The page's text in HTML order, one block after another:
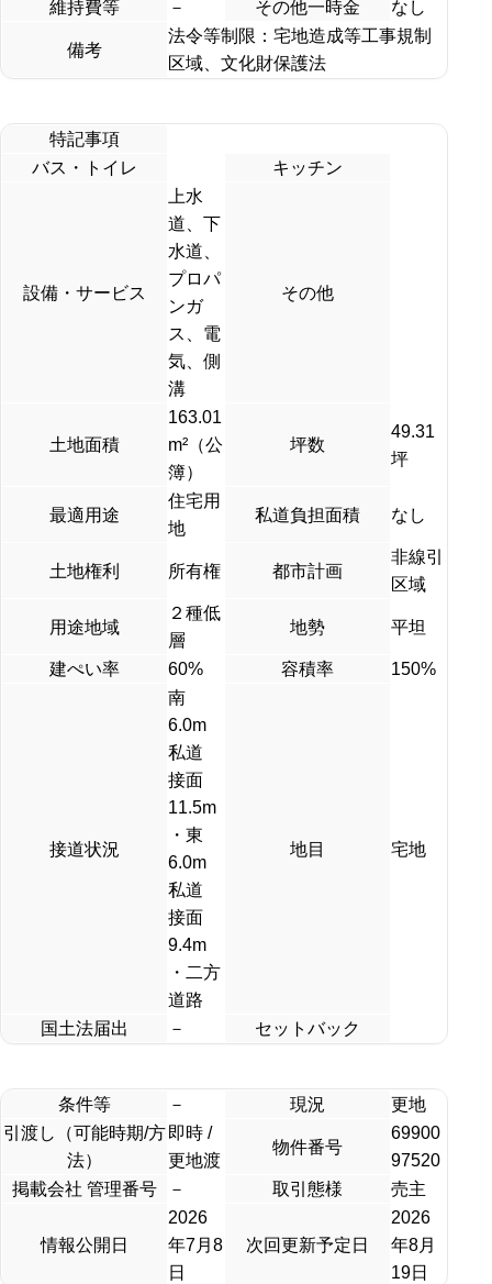
維持費等 － その他一時金 なし
備考
法令等制限：宅地造成等工事規制
区域、文化財保護法
特記事項
バス・トイレ
キッチン
設備・サービス
上水
道、下
水道、
プロパ
ンガ
ス、電
気、側
溝
その他
土地面積
163.01
m²（公
簿）
坪数
49.31
坪
最適用途
住宅用
地
私道負担面積 なし
土地権利 所有権 都市計画
非線引
区域
用途地域
２種低
層
地勢 平坦
建ぺい率 60% 容積率 150%
接道状況
南
6.0m
私道
接面
11.5m
・東
6.0m
私道
接面
9.4m
・二方
道路
地目 宅地
国土法届出 － セットバック
条件等 － 現況
更地
引渡し（可能時期/方
法）
即時 /
更地渡
物件番号
69900
97520
掲載会社 管理番号
－ 取引態様 売主
情報公開日
2026
年7月8
日
次回更新予定日
2026
年8月
19日